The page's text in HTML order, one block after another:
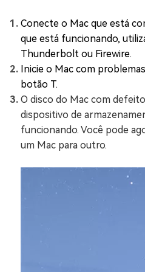
Conecte o Mac que está
que está funcionando,
Thunderbolt ou Firewire.
Inicie o Mac com
botão T.
O disco do Mac com
dispositivo de
funcionando. Você pode
um Mac para outro.